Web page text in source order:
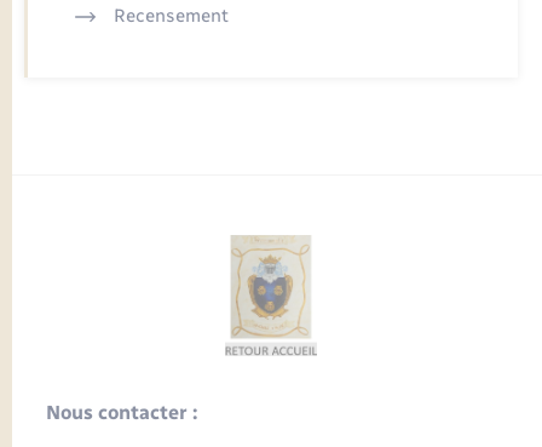
Recensement
Nous contacter :